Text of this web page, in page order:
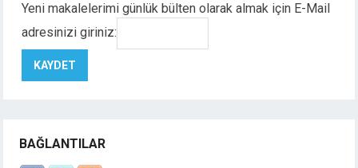
Yeni makalelerimi günlük bülten olarak almak için E-Mail
adresinizi giriniz:
BAĞLANTILAR